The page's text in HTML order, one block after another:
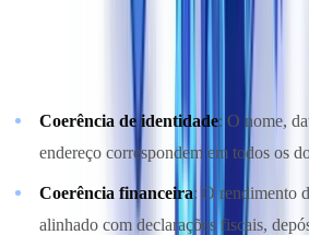
As verificações de validação cruzada
Coerência de identidade: O nome,
endereço correspondem em todos os
Coerência financeira: O rendimento
alinhado com declarações fiscais,